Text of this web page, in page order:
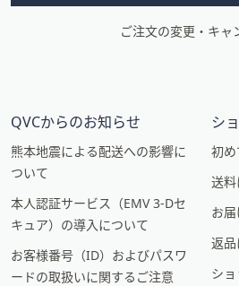
ご注文の変更・キャ
QVCからのお知らせ
熊本地震による配送への影響に
ついて
本人認証サービス（EMV 3-Dセ
キュア）の導入について
お客様番号（ID）およびパスワ
ードの取扱いに関するご注意
シ
初
送
お
返
シ